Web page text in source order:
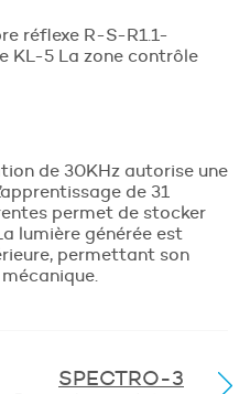
réflexe R-S-R1.1-
KL-5 La zone contrôle
de 30KHz autorise une
de 31
permet de stocker
lumière générée est
permettant son
SPECTRO-3